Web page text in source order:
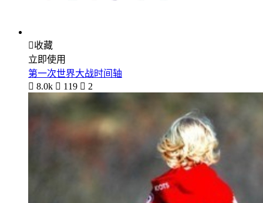
收藏
立即使用
第一次世界大战时间轴
 8.0k  119  2